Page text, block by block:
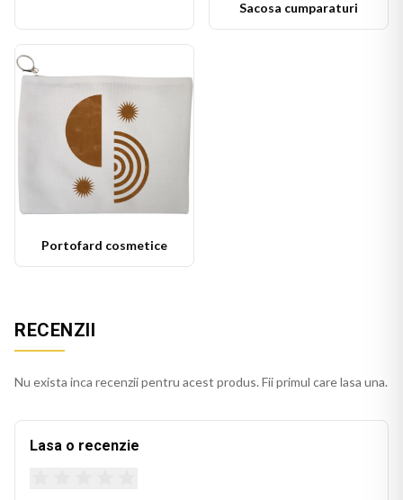
Sacosa cumparaturi
Portofard cosmetice
RECENZII
Nu exista inca recenzii pentru acest produs. Fii primul care lasa una.
Lasa o recenzie